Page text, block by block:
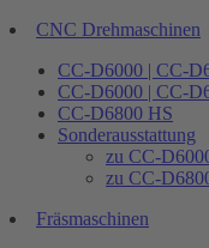
CNC Drehmaschinen
CC-D6000 | CC-
CC-D6000 | CC-
CC-D6800 HS
Sonderausstattung
zu CC-
zu CC-
Fräsmaschinen